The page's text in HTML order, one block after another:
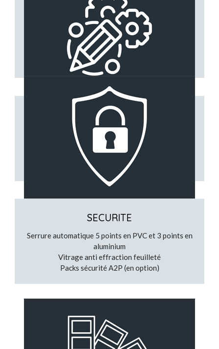
CARACTERISTIQUES
Dormant neuf ou rénovation
Seuil aluminium 20mm
Vitrage isolant 31mm
PVC ou aluminium
DESIGN
Possibilité de couleurs
Large choix de vitrages
Transparents ou dépolis
SECURITE
Serrure automatique 5 points en PVC et 3 points en
aluminium
Vitrage anti effraction feuilleté
Packs sécurité A2P (en option)